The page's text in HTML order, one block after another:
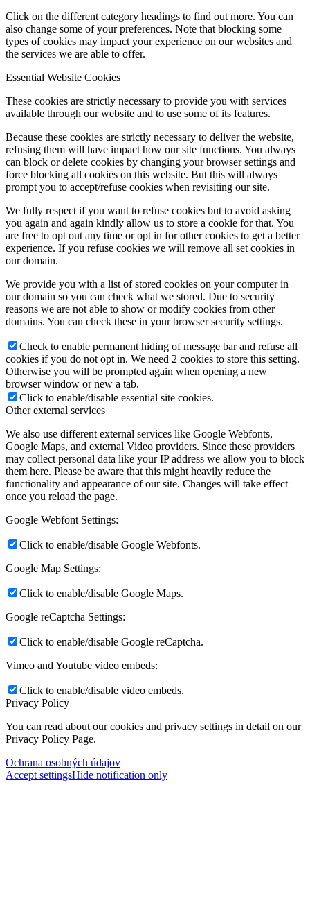
Click on the different category headings to find out more. You can
also change some of your preferences. Note that blocking some
types of cookies may impact your experience on our websites and
the services we are able to offer.
Essential Website Cookies
These cookies are strictly necessary to provide you with services
available through our website and to use some of its features.
Because these cookies are strictly necessary to deliver the website,
refusing them will have impact how our site functions. You always
can block or delete cookies by changing your browser settings and
force blocking all cookies on this website. But this will always
prompt you to accept/refuse cookies when revisiting our site.
We fully respect if you want to refuse cookies but to avoid asking
you again and again kindly allow us to store a cookie for that. You
are free to opt out any time or opt in for other cookies to get a better
experience. If you refuse cookies we will remove all set cookies in
our domain.
We provide you with a list of stored cookies on your computer in
our domain so you can check what we stored. Due to security
reasons we are not able to show or modify cookies from other
domains. You can check these in your browser security settings.
Check to enable permanent hiding of message bar and refuse all
cookies if you do not opt in. We need 2 cookies to store this setting.
Otherwise you will be prompted again when opening a new
browser window or new a tab.
Click to enable/disable essential site cookies.
Other external services
We also use different external services like Google Webfonts,
Google Maps, and external Video providers. Since these providers
may collect personal data like your IP address we allow you to block
them here. Please be aware that this might heavily reduce the
functionality and appearance of our site. Changes will take effect
once you reload the page.
Google Webfont Settings:
Click to enable/disable Google Webfonts.
Google Map Settings:
Click to enable/disable Google Maps.
Google reCaptcha Settings:
Click to enable/disable Google reCaptcha.
Vimeo and Youtube video embeds:
Click to enable/disable video embeds.
Privacy Policy
You can read about our cookies and privacy settings in detail on our
Privacy Policy Page.
Ochrana osobných údajov
Accept settingsHide notification only